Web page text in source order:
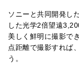
ソニーと共同開発し
した光学2倍望遠
美しく鮮明に撮影で
点距離で撮影すれば、
う。